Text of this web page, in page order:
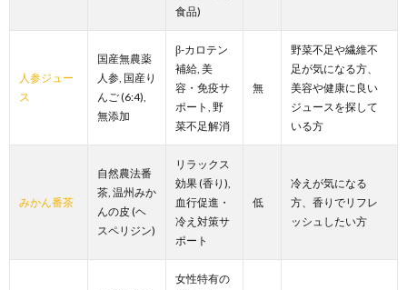
食品)
人参ジュー
ス
国産無農薬
人参, 国産り
んご (6:4),
無添加
β-カロテン
補給, 美
容・免疫サ
ポート, 野
菜不足解消
無
野菜不足や繊維不
足が気になる方、
美容や健康に良い
ジュースを探して
いる方
みかん番茶
自然農法番
茶, 温州みか
んの皮 (ヘ
スペリジン)
リラックス
効果 (香り),
血行促進・
冷え対策サ
ポート
低
冷えが気になる
方、香りでリフレ
ッシュしたい方
女性特有の